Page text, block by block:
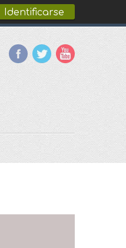
Identificarse